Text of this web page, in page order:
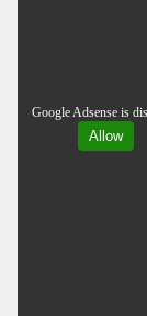
Google Adsense is
Allow